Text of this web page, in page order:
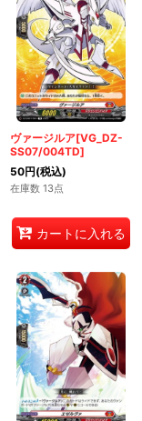
ヴァージルア[VG_DZ-
SS07/004TD]
50円(税込)
在庫数 13点
カートに入れる